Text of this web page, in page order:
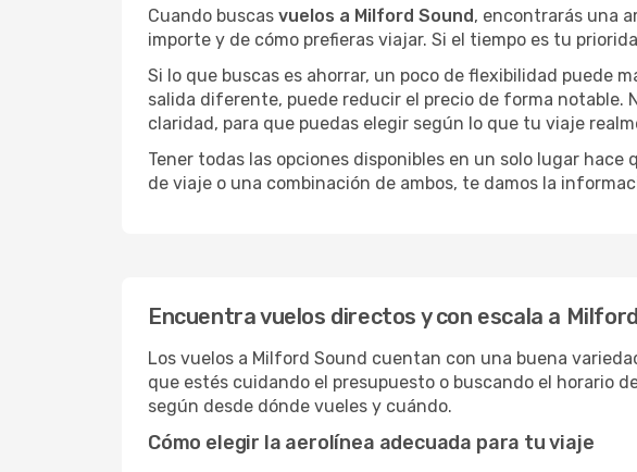
Cuando buscas vuelos a Milford Sound, encontrarás una
importe y de cómo prefieras viajar. Si el tiempo es tu
Si lo que buscas es ahorrar, un poco de flexibilidad puede
salida diferente, puede reducir el precio de forma notable.
claridad, para que puedas elegir según lo que tu viaje
Tener todas las opciones disponibles en un solo lugar
de viaje o una combinación de ambos, te damos la
Encuentra vuelos directos y con escala a
Los vuelos a Milford Sound cuentan con una buena
que estés cuidando el presupuesto o buscando el horario
según desde dónde vueles y cuándo.
Cómo elegir la aerolínea adecuada para tu viaje